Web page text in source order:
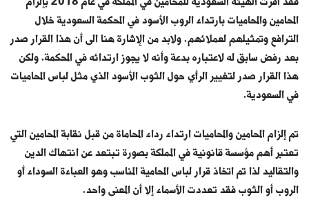
المحامين والمحاميات بارتداء الروب الأسود في المحكمة السعودية خلال
الترافع وتمثيلهم لعملائهم. ولابد من الإشارة هنا الى أن هذا القرار صدر
بعد رفض سابق له لاعتباره بدعة وأنه لا يجوز ارتدائه في المحكمة. ولكن
هذا القرار صدر لتغيير الرأي حول الثوب الأسود الذي مثل لباس المحاميات
في السعودية.
تم إلزام المحامين والمحاميات ارتداء رداء المحاماة من قبل نقابة المحامين التي
تعتبر أهم مؤسسة قانونية في المملكة بصورة تبتعد عن انتهاك الدين
والتقاليد لذا تم اتخاذ قرار لباس المحامية المناسب وهو العباءة السوداء أو
الروب أو الثوب فقد تعددت الأسماء إلا أن المعنى واحد.